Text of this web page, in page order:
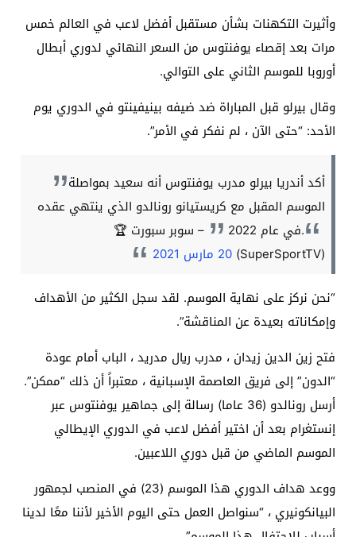
وأثيرت التكهنات بشأن مستقبل أفضل لاعب في العالم خمس
مرات بعد إقصاء يوفنتوس من السعر النهائي لدوري أبطال
أوروبا للموسم الثاني على التوالي.
وقال بيرلو قبل المباراة ضد ضيفه بينيفينتو في الدوري يوم
الأحد: “حتى الآن ، لم نفكر في الأمر”.
أكد أندريا بيرلو مدرب يوفنتوس أنه سعيد بمواصلة
الموسم المقبل مع كريستيانو رونالدو الذي ينتهي عقده
في عام 2022.
– سوبر سبورت 🏆
(SuperSportTV)
20 مارس 2021
“نحن نركز على نهاية الموسم. لقد سجل الكثير من الأهداف
وإمكاناته بعيدة عن المناقشة”.
فتح زين الدين زيدان ، مدرب ريال مدريد ، الباب أمام عودة
“الدون” إلى فريق العاصمة الإسبانية ، معتبراً أن ذلك “ممكن”.
أرسل رونالدو (36 عاما) رسالة إلى جماهير يوفنتوس عبر
إنستغرام بعد أن اختير أفضل لاعب في الدوري الإيطالي
الموسم الماضي من قبل دوري اللاعبين.
ووعد هداف الدوري هذا الموسم (23) في المنصب لجمهور
البيانكونيري ، “سنواصل العمل حتى اليوم الأخير لأننا معًا لدينا